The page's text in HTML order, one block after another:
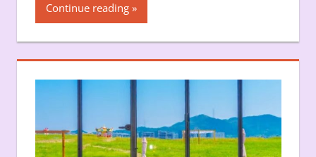
Continue reading